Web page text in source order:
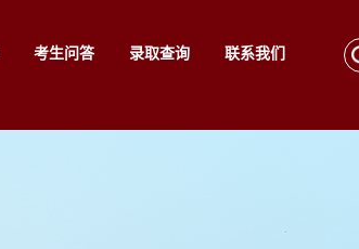
考生问答 录取查询 联系我们